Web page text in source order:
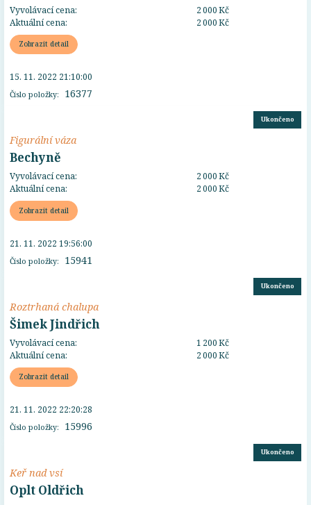
Vyvolávací cena:
2 000 Kč
Aktuální cena:
2 000 Kč
Zobrazit detail
Číslo položky: 16377
15. 11. 2022 21:10:00
Ukončeno
Figurální váza
Bechyně
Vyvolávací cena:
2 000 Kč
Aktuální cena:
2 000 Kč
Zobrazit detail
Číslo položky: 15941
21. 11. 2022 19:56:00
Ukončeno
Roztrhaná chalupa
Šimek Jindřich
Vyvolávací cena:
1 200 Kč
Aktuální cena:
2 000 Kč
Zobrazit detail
Číslo položky: 15996
21. 11. 2022 22:20:28
Ukončeno
Keř nad vsí
Oplt Oldřich